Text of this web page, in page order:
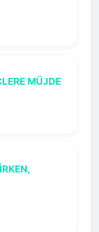
MÜJDE